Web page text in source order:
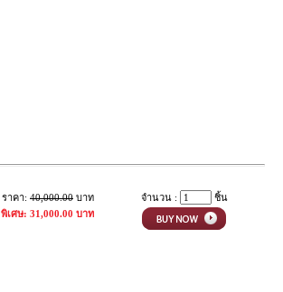
ราคา: 40,000.00 บาท
พิเศษ: 31,000.00 บาท
จำนวน : ชิ้น